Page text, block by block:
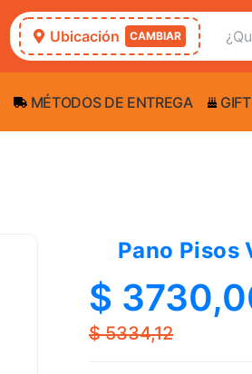
Ubicación CAMBIAR
MÉTODOS DE ENTREGA
Pano Pisos
$
$ 5334,12